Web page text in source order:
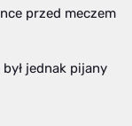
przed meczem
jednak pijany